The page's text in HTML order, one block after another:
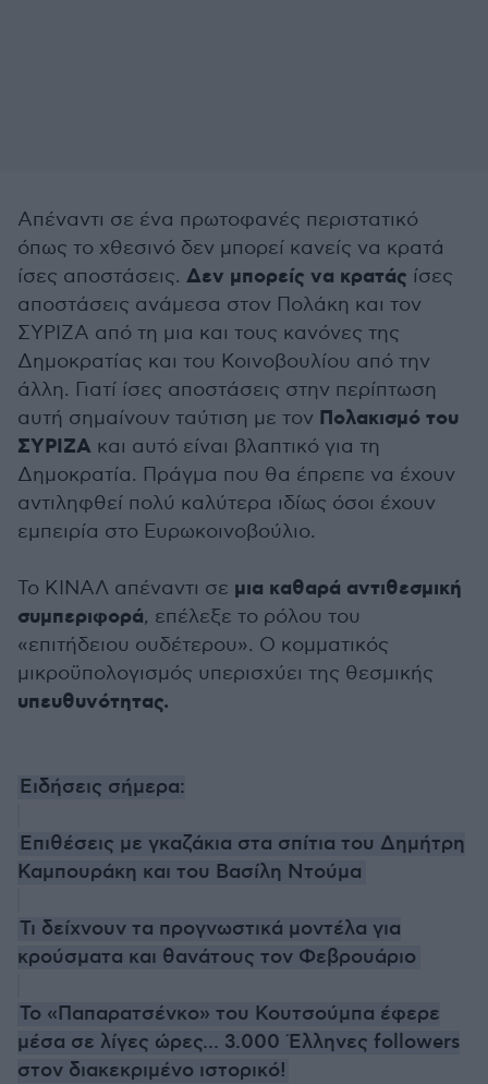
Απέναντι σε ένα πρωτοφανές περιστατικό
όπως το χθεσινό δεν μπορεί κανείς να κρατά
ίσες αποστάσεις. Δεν μπορείς να κρατάς ίσες
αποστάσεις ανάμεσα στον Πολάκη και τον
ΣΥΡΙΖΑ από τη μια και τους κανόνες της
Δημοκρατίας και του Κοινοβουλίου από την
άλλη. Γιατί ίσες αποστάσεις στην περίπτωση
αυτή σημαίνουν ταύτιση με τον Πολακισμό του
ΣΥΡΙΖΑ και αυτό είναι βλαπτικό για τη
Δημοκρατία. Πράγμα που θα έπρεπε να έχουν
αντιληφθεί πολύ καλύτερα ιδίως όσοι έχουν
εμπειρία στο Ευρωκοινοβούλιο.
Το ΚΙΝΑΛ απέναντι σε μια καθαρά αντιθεσμική
συμπεριφορά, επέλεξε το ρόλου του
«επιτήδειου ουδέτερου». Ο κομματικός
μικροϋπολογισμός υπερισχύει της θεσμικής
υπευθυνότητας.
Ειδήσεις σήμερα:
Επιθέσεις με γκαζάκια στα σπίτια του Δημήτρη
Καμπουράκη και του Βασίλη Ντούμα
Τι δείχνουν τα προγνωστικά μοντέλα για
κρούσματα και θανάτους τον Φεβρουάριο
Το «Παπαρατσένκο» του Κουτσούμπα έφερε
μέσα σε λίγες ώρες... 3.000 Έλληνες followers
στον διακεκριμένο ιστορικό!